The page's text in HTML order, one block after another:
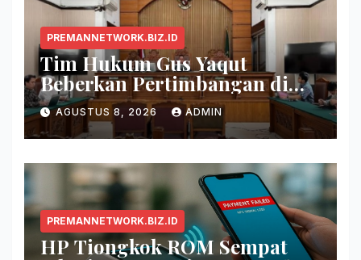
PREMANNETWORK.BIZ.ID
Tim Hukum Gus Yaqut
Beberkan Pertimbangan di
Balik Pembagian Tambahan
Kuota Haji 2024
AGUSTUS 8, 2026 ADMIN
PREMANNETWORK.BIZ.ID
HP Tiongkok ROM Sempat